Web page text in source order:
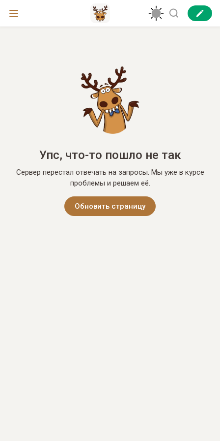
Упс, что-то пошло не так
Сервер перестал отвечать на запросы. Мы уже в курсе
проблемы и решаем её.
Обновить страницу